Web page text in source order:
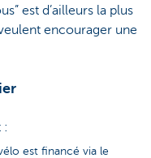
est d’ailleurs la plus
encourager une
:
est financé via le